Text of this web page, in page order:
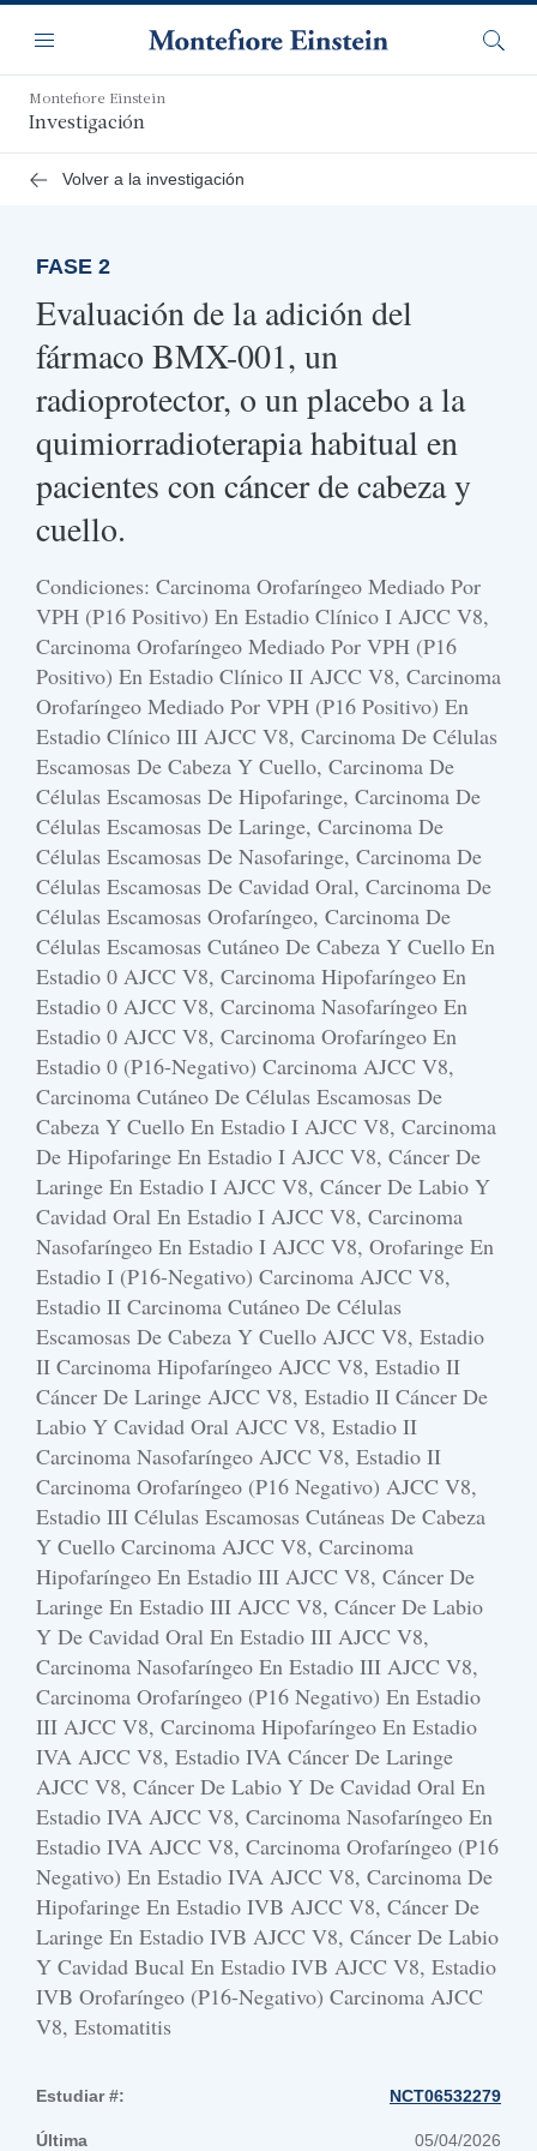
contenido
principal
Navegación
Menú
Montefiore Einstein
Investigación
Volver a la investigación
FASE 2
Evaluación de la adición del
fármaco BMX-001, un
radioprotector, o un placebo a la
quimiorradioterapia habitual en
pacientes con cáncer de cabeza y
cuello.
Condiciones: Carcinoma Orofaríngeo Mediado Por
VPH (p16 Positivo) En Estadio Clínico I AJCC V8,
Carcinoma Orofaríngeo Mediado Por VPH (p16
Positivo) En Estadio Clínico II AJCC V8, Carcinoma
Orofaríngeo Mediado Por VPH (p16 Positivo) En
Estadio Clínico III AJCC V8, Carcinoma De Células
Escamosas De Cabeza Y Cuello, Carcinoma De
Células Escamosas De Hipofaringe, Carcinoma De
Células Escamosas De Laringe, Carcinoma De
Células Escamosas De Nasofaringe, Carcinoma De
Células Escamosas De Cavidad Oral, Carcinoma De
Células Escamosas Orofaríngeo, Carcinoma De
Células Escamosas Cutáneo De Cabeza Y Cuello En
Estadio 0 AJCC V8, Carcinoma Hipofaríngeo En
Estadio 0 AJCC V8, Carcinoma Nasofaríngeo En
Estadio 0 AJCC V8, Carcinoma Orofaríngeo En
Estadio 0 (p16-Negativo) Carcinoma AJCC V8,
Carcinoma Cutáneo De Células Escamosas De
Cabeza Y Cuello En Estadio I AJCC V8, Carcinoma
De Hipofaringe En Estadio I AJCC V8, Cáncer De
Laringe En Estadio I AJCC V8, Cáncer De Labio Y
Cavidad Oral En Estadio I AJCC V8, Carcinoma
Nasofaríngeo En Estadio I AJCC V8, Orofaringe En
Estadio I (p16-Negativo) Carcinoma AJCC V8,
Estadio II Carcinoma Cutáneo De Células
Escamosas De Cabeza Y Cuello AJCC V8, Estadio
II Carcinoma Hipofaríngeo AJCC V8, Estadio II
Cáncer De Laringe AJCC V8, Estadio II Cáncer De
Labio Y Cavidad Oral AJCC V8, Estadio II
Carcinoma Nasofaríngeo AJCC V8, Estadio II
Carcinoma Orofaríngeo (p16 Negativo) AJCC V8,
Estadio III Células Escamosas Cutáneas De Cabeza
Y Cuello Carcinoma AJCC V8, Carcinoma
Hipofaríngeo En Estadio III AJCC V8, Cáncer De
Laringe En Estadio III AJCC V8, Cáncer De Labio
Y De Cavidad Oral En Estadio III AJCC V8,
Carcinoma Nasofaríngeo En Estadio III AJCC V8,
Carcinoma Orofaríngeo (p16 Negativo) En Estadio
III AJCC V8, Carcinoma Hipofaríngeo En Estadio
IVA AJCC V8, Estadio IVA Cáncer De Laringe
AJCC V8, Cáncer De Labio Y De Cavidad Oral En
Estadio IVA AJCC V8, Carcinoma Nasofaríngeo En
Estadio IVA AJCC V8, Carcinoma Orofaríngeo (p16
Negativo) En Estadio IVA AJCC V8, Carcinoma De
Hipofaringe En Estadio IVB AJCC V8, Cáncer De
Laringe En Estadio IVB AJCC V8, Cáncer De Labio
Y Cavidad Bucal En Estadio IVB AJCC V8, Estadio
IVB Orofaríngeo (p16-Negativo) Carcinoma AJCC
V8, Estomatitis
Estudiar #: NCT06532279
Última
05/04/2026